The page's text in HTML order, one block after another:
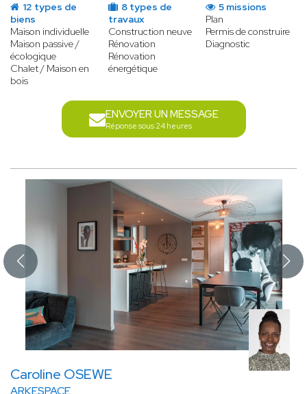
12 types de
biens
Maison individuelle
Maison passive /
écologique
Chalet / Maison en
bois
8 types de
travaux
Construction neuve
Rénovation
Rénovation
énergétique
5 missions
Plan
Permis de construire
Diagnostic
ENVOYER UN MESSAGE
Réponse sous 24 heures
Caroline OSEWE